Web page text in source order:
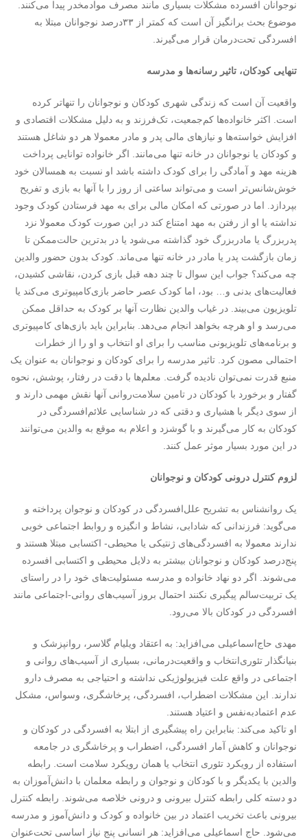
نوجوانان افسرده مشکلات بسیاری مانند مصرف موادمخدر پیدا می‌کنند.
موضوع بحث برانگیز آن است که کمتر از ۳۳‌درصد نوجوانان مبتلا به
افسردگی تحت‌درمان قرار می‌گیرند.
تنهایی کودکان، تاثیر رسانه‌ها و مدرسه
واقعیت آن است که زندگی شهری کودکان و نوجوانان را تنهاتر کرده
است. اکثر خانواده‌ها کم‌جمعیت، تک‌فرزند و به دلیل مشکلات اقتصادی و
افزایش خواسته‌ها و نیازهای مالی پدر و مادر معمولا هر دو شاغل هستند
و کودکان یا نوجوانان در خانه تنها می‌مانند. اگر خانواده توانایی پرداخت
هزینه مهد و آمادگی را برای کودک داشته باشد او نسبت به همسالان خود
خوش‌شانس‌تر است و می‌تواند ساعتی از روز را با آنها به بازی و تفریح
بپردازد. اما در صورتی که امکان مالی برای به مهد فرستادن کودک وجود
نداشته یا او از رفتن به مهد امتناع ‌کند در این صورت کودک معمولا نزد
پدربزرگ یا مادربزرگ خود گذاشته می‌شود یا در بدترین حالت‌ممکن تا
زمان بازگشت پدر یا مادر در خانه تنها می‌ماند. کودک بدون حضور والدین
چه می‌کند؟ جواب این سوال تا چند دهه قبل بازی کردن، نقاشی کشیدن،
فعالیت‌های بدنی و… بود، اما کودک عصر حاضر بازی‌‌کامپیوتری می‌کند یا
تلویزیون می‌بیند. در غیاب والدین نظارت آنها بر کودک به حداقل ممکن
می‌رسد و او هرچه بخواهد انجام می‌دهد. بنابراین باید بازی‌های کامپیوتری
و برنامه‌های تلویزیونی مناسب را برای او انتخاب و او را از خطرات
احتمالی مصون کرد. تاثیر مدرسه را برای کودکان و نوجوانان به عنوان یک
منبع قدرت نمی‌توان نادیده گرفت. معلم‌ها با دقت در رفتار، پوشش، نحوه
گفتار و برخورد با کودکان در تامین سلامت‌روانی آنها نقش مهمی دارند و
از سوی دیگر با هشیاری و دقتی که در شناسایی علائم‌افسردگی در
کودکان به کار می‌گیرند و با گوشزد و اعلام به موقع به والدین می‌توانند
در این مورد بسیار موثر عمل کنند.
لزوم کنترل درونی کودکان و نوجوانان
یک روانشناس به تشریح علل‌افسردگی در کودکان و نوجوان پرداخته و
می‌گوید: فرزندانی که شادابی، نشاط و انگیزه و روابط اجتماعی خوبی
ندارند معمولا به افسردگی‌های ژنتیکی یا محیطی- اکتسابی مبتلا هستند و
پنج‌درصد کودکان و نوجوانان بیشتر به دلایل محیطی و اکتسابی افسرده
می‌شوند. اگر دو نهاد خانواده و مدرسه مسئولیت‌های خود را در راستای
یک تربیت‌سالم پیگیری نکنند احتمال بروز آسیب‌های روانی-‌اجتماعی مانند
افسردگی در کودکان بالا می‌رود.
مهدی حاج‌اسماعیلی می‌افزاید: به اعتقاد ویلیام گلاسر، روانپزشک و
بنیانگذار تئوری‌انتخاب و واقعیت‌درمانی، بسیاری از آسیب‌های روانی ‌و
اجتماعی در واقع علت فیزیولوژیکی نداشته و احتیاجی به مصرف دارو
ندارند. این مشکلات اضطراب، افسرد‌گی‌، پرخاشگری، وسواس، مشکل
عدم اعتماد‌به‌نفس و اعتیاد هستند.
او تاکید می‌کند: بنابراین راه پیشگیری از ابتلا به افسردگی در کودکان و
نوجوانان و کاهش آمار افسردگی‌‌، اضطراب و پرخاشگری در جامعه
استفاده از رویکرد تئوری انتخاب یا همان رویکرد سلامت است. رابطه
والدین با یکدیگر و با کودکان و نوجوان و رابطه معلمان با دانش‌آموزان به
دو دسته کلی رابطه کنترل بیرونی و درونی خلاصه می‌شوند. رابطه کنترل
بیرونی باعث تخریب اعتماد در بین خانواده و کودک و دانش‌آموز و مدرسه
می‌شود. حاج اسماعیلی می‌افزاید: هر انسانی پنج نیاز اساسی تحت‌عنوان